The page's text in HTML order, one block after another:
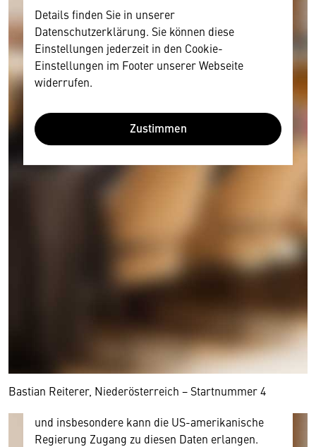
Details finden Sie in unserer
Datenschutzerklärung. Sie können diese
Einstellungen jederzeit in den Cookie-
Einstellungen im Footer unserer Webseite
widerrufen.
Zustimmen
Bastian Reiterer, Niederösterreich − Startnummer 4
Wir benötigen Ihre Zustimmung
Hier würden wir Ihnen gerne einen externen
personenbezogene technische Daten zu Geräten
und Nutzerverhalten mitunter mit US-
amerikanischen Anbietern austauscht.
Diese Daten unterliegen keinem dem EU-
und insbesondere kann die US-amerikanische
Regierung Zugang zu diesen Daten erlangen.